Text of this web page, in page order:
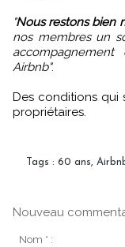
"Nous restons bien
nos membres un
Airbnb".
Des conditions qui
propriétaires.
Tags : 60 ans
Nouveau
Nom * :